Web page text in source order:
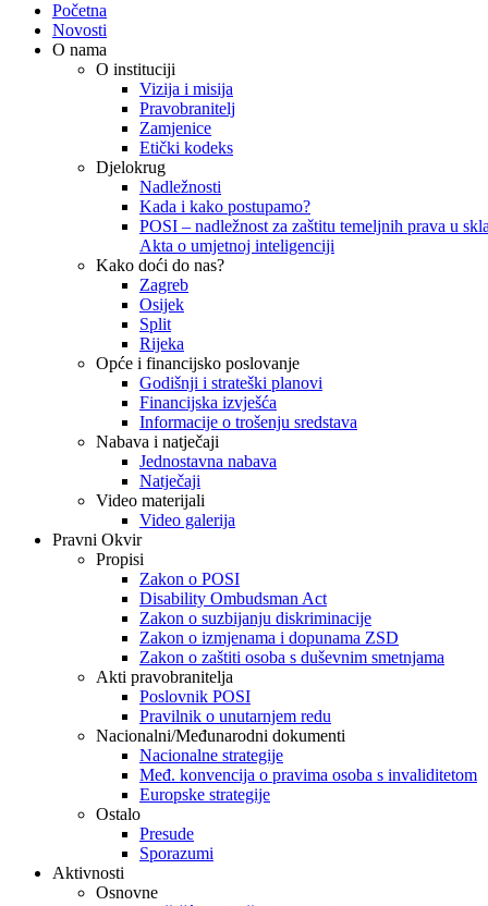
Početna
Novosti
O nama
O instituciji
Vizija i misija
Pravobranitelj
Zamjenice
Etički kodeks
Djelokrug
Nadležnosti
Kada i kako postupamo?
POSI – nadležnost za zaštitu temeljnih prava u
Akta o umjetnoj inteligenciji
Kako doći do nas?
Zagreb
Osijek
Split
Rijeka
Opće i financijsko poslovanje
Godišnji i strateški planovi
Financijska izvješća
Informacije o trošenju sredstava
Nabava i natječaji
Jednostavna nabava
Natječaji
Video materijali
Video galerija
Pravni Okvir
Propisi
Zakon o POSI
Disability Ombudsman Act
Zakon o suzbijanju diskriminacije
Zakon o izmjenama i dopunama ZSD
Zakon o zaštiti osoba s duševnim smetnjama
Akti pravobranitelja
Poslovnik POSI
Pravilnik o unutarnjem redu
Nacionalni/Međunarodni dokumenti
Nacionalne strategije
Međ. konvencija o pravima osoba s invaliditetom
Europske strategije
Ostalo
Presude
Sporazumi
Aktivnosti
Osnovne